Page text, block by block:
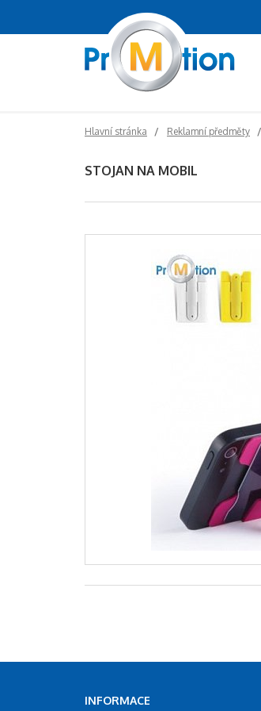
Hlavní stránka Reklamní předměty
STOJAN NA MOBIL
INFORMACE